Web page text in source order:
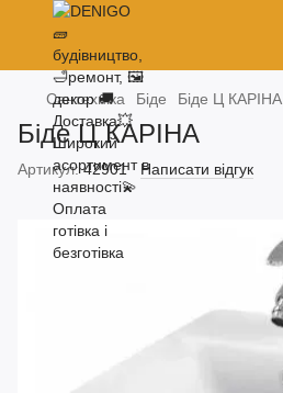
Сантехніка Біде Біде Ц КАРІНА
Біде Ц КАРІНА
Артикул:42901 Написати відгук